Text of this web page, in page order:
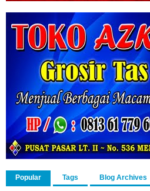
Popular Tags Blog Archives